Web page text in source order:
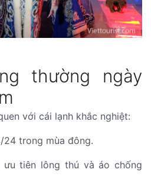
thường ngày
với cái lạnh khắc nghiệt:
trong mùa đông.
ưu tiên lông thú và áo chống